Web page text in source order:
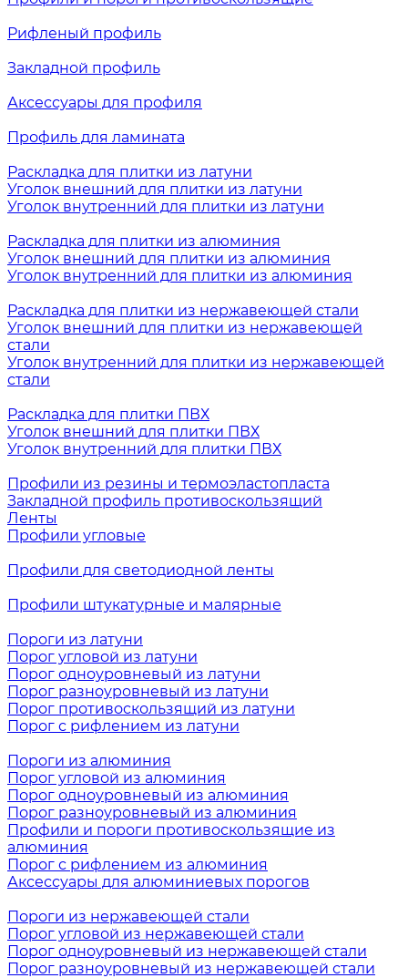
Рифленый профиль
Закладной профиль
Аксессуары для профиля
Профиль для ламината
Раскладка для плитки из латуни
Уголок внешний для плитки из латуни
Уголок внутренний для плитки из латуни
Раскладка для плитки из алюминия
Уголок внешний для плитки из алюминия
Уголок внутренний для плитки из алюминия
Раскладка для плитки из нержавеющей стали
Уголок внешний для плитки из нержавеющей
стали
Уголок внутренний для плитки из нержавеющей
стали
Раскладка для плитки ПВХ
Уголок внешний для плитки ПВХ
Уголок внутренний для плитки ПВХ
Профили из резины и термоэластопласта
Закладной профиль противоскользящий
Ленты
Профили угловые
Профили для светодиодной ленты
Профили штукатурные и малярные
Пороги из латуни
Порог угловой из латуни
Порог одноуровневый из латуни
Порог разноуровневый из латуни
Порог противоскользящий из латуни
Порог с рифлением из латуни
Пороги из алюминия
Порог угловой из алюминия
Порог одноуровневый из алюминия
Порог разноуровневый из алюминия
Профили и пороги противоскользящие из
алюминия
Порог с рифлением из алюминия
Аксессуары для алюминиевых порогов
Пороги из нержавеющей стали
Порог угловой из нержавеющей стали
Порог одноуровневый из нержавеющей стали
Порог разноуровневый из нержавеющей стали